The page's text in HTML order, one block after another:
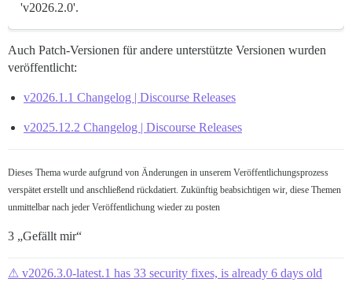
'v2026.2.0'.
Auch Patch-Versionen für andere unterstützte Versionen wurden
veröffentlicht:
v2026.1.1 Changelog | Discourse Releases
v2025.12.2 Changelog | Discourse Releases
Dieses Thema wurde aufgrund von Änderungen in unserem Veröffentlichungsprozess
verspätet erstellt und anschließend rückdatiert. Zukünftig beabsichtigen wir, diese Themen
unmittelbar nach jeder Veröffentlichung wieder zu posten
3 „Gefällt mir“
⚠ v2026.3.0-latest.1 has 33 security fixes, is already 6 days old